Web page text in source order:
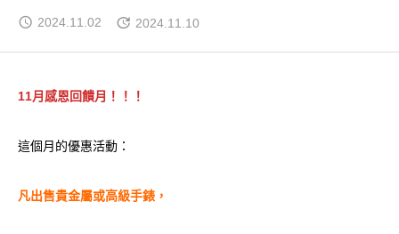
2024.11.02 2024.11.10
11月感恩回饋月！！！
這個月的優惠活動：
凡出售貴金屬或高級手錶，